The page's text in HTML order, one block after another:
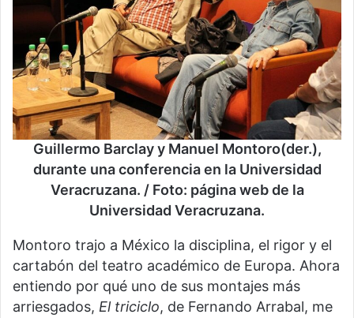
Guillermo Barclay y Manuel Montoro(der.),
durante una conferencia en la Universidad
Veracruzana. / Foto: página web de la
Universidad Veracruzana.
Montoro trajo a México la disciplina, el rigor y el
cartabón del teatro académico de Europa. Ahora
entiendo por qué uno de sus montajes más
arriesgados, El triciclo, de Fernando Arrabal, me